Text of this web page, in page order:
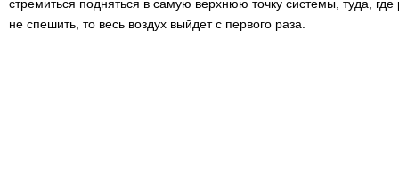
стремиться подняться в самую верхнюю точку системы, туда,
не спешить, то весь воздух выйдет с первого раза.